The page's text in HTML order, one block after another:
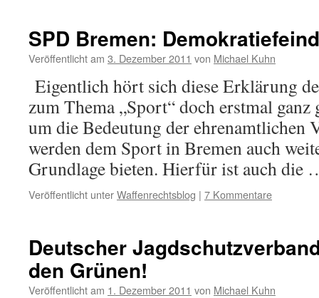
SPD Bremen:
Veröffentlicht am 3. Dezember 2011 von Michael Kuhn
Eigentlich hört sich diese Erklärung
zum Thema „Sport“ doch erstmal
um die Bedeutung der ehrenamtlichen
werden dem Sport in Bremen auch
Grundlage bieten. Hierfür ist auch
Veröffentlicht unterWaffenrechtsblog | 7 Kommentare
Deutscher
den Grünen!
Veröffentlicht am 1. Dezember 2011 von Michael Kuhn